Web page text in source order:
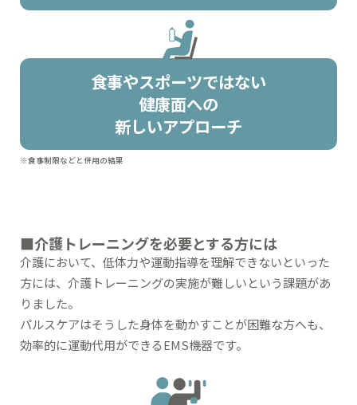
食事やスポーツではない
健康面への
新しいアプローチ
※食事制限などと併用の結果
■介護トレーニングを必要とする方には
介護において、低体力や運動指導を理解できないといった
方には、介護トレーニングの実施が難しいという課題があ
りました。
パルスケアはそうした身体を動かすことが困難な方へも、
効率的に運動代用ができるEMS機器です。